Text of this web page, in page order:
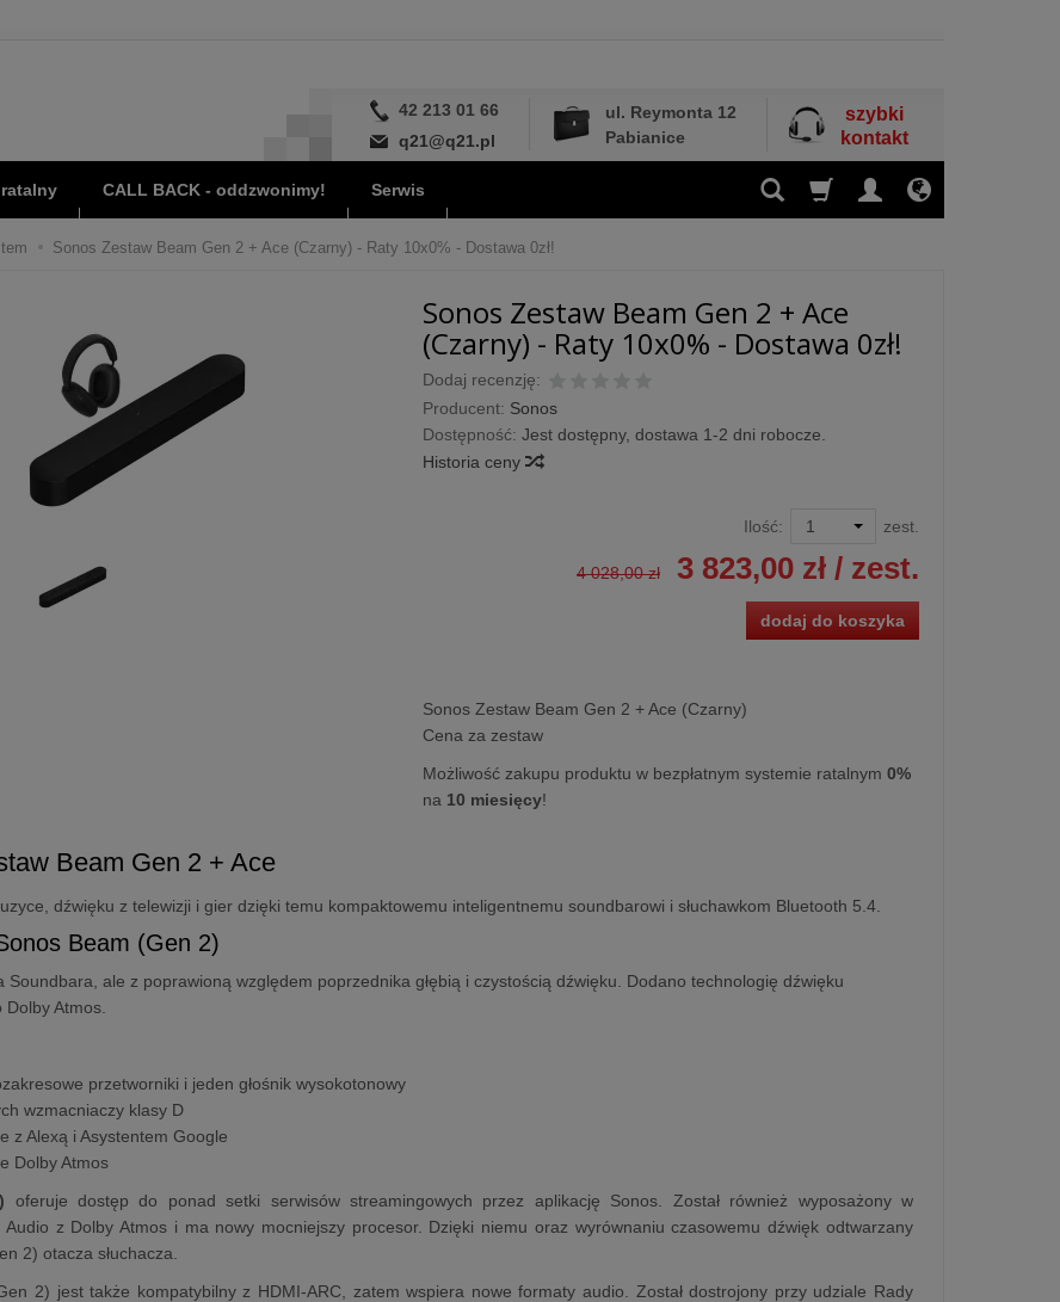
42 213 01 66
q21@q21.pl
ul. Reymonta 12
Pabianice
szybki
kontakt
CALL BACK - oddzwonimy! Serwis
Sonos Zestaw Beam Gen 2 + Ace (Czarny) - Raty 10x0% - Dostawa 0zł!
Sonos Zestaw Beam Gen 2 + Ace
(Czarny) - Raty 10x0% - Dostawa 0zł!
Dodaj recenzję:
Producent: Sonos
Dostępność: Jest dostępny, dostawa 1-2 dni robocze.
Historia ceny
Ilość: zest.
4 028,00 zł 3 823,00 zł/ zest.
dodaj do koszyka
Sonos Zestaw Beam Gen 2 + Ace (Czarny)
Cena za zestaw
Możliwość zakupu produktu w bezpłatnym systemie ratalnym 0%
na 10 miesięcy!
Beam Gen 2 + Ace
dźwięku z telewizji i gier dzięki temu kompaktowemu inteligentnemu soundbarowi i słuchawkom Bluetooth 5.4.
Beam (Gen 2)
Soundbara, ale z poprawioną względem poprzednika głębią i czystością dźwięku. Dodano technologię dźwięku
Atmos.
przetworniki i jeden głośnik wysokotonowy
wzmacniaczy klasy D
z Alexą i Asystentem Google
Dolby Atmos
oferuje dostęp do ponad setki serwisów streamingowych przez aplikację Sonos. Został również wyposażony w
Audio z Dolby Atmos i ma nowy mocniejszy procesor. Dzięki niemu oraz wyrównaniu czasowemu dźwięk odtwarzany
2) otacza słuchacza.
2) jest także kompatybilny z HDMI-ARC, zatem wspiera nowe formaty audio. Został dostrojony przy udziale Rady